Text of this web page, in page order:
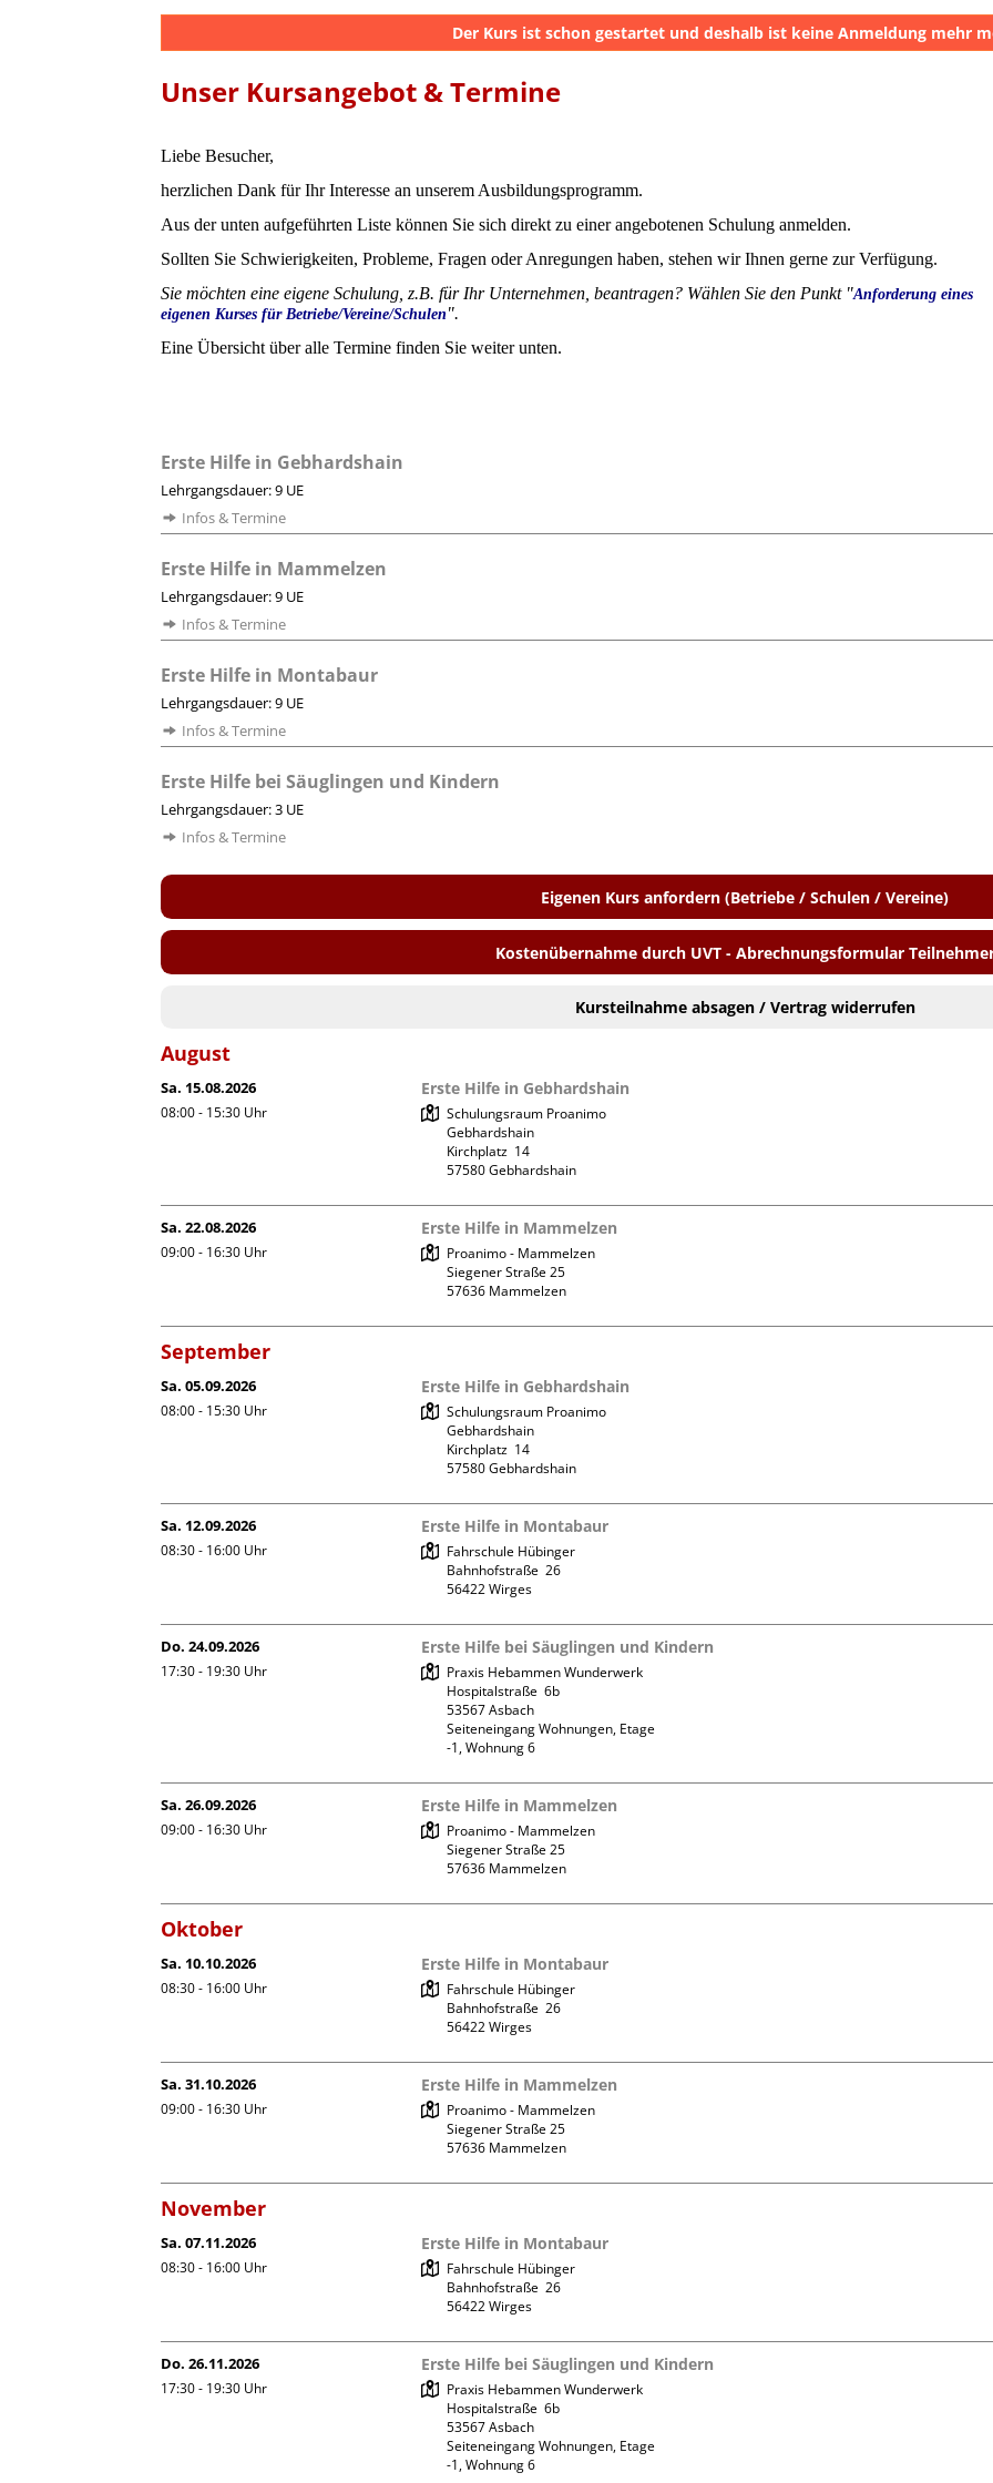
Der Kurs ist schon gestartet und deshalb ist keine Anmeldung mehr
Unser Kursangebot & Termine
Liebe Besucher,
herzlichen Dank für Ihr Interesse an unserem Ausbildungsprogramm.
Aus der unten aufgeführten Liste können Sie sich direkt zu einer angebotenen Schulung anmelden.
Sollten Sie Schwierigkeiten, Probleme, Fragen oder Anregungen haben, stehen wir Ihnen gerne zur Verfügung.
Sie möchten eine eigene Schulung, z.B. für Ihr Unternehmen, beantragen? Wählen Sie den Punkt "Anforderung eines
eigenen Kurses für Betriebe/Vereine/Schulen ".
Eine Übersicht über alle Termine finden Sie weiter unten.
Erste Hilfe in Gebhardshain
Lehrgangsdauer: 9 UE
Infos & Termine
Erste Hilfe in Mammelzen
Lehrgangsdauer: 9 UE
Infos & Termine
Erste Hilfe in Montabaur
Lehrgangsdauer: 9 UE
Infos & Termine
Erste Hilfe bei Säuglingen und Kindern
Lehrgangsdauer: 3 UE
Infos & Termine
Eigenen Kurs anfordern (Betriebe / Schulen / Vereine)
Kostenübernahme durch UVT - Abrechnungsformular
Kursteilnahme absagen / Vertrag widerrufen
August
Sa. 15.08.2026
08:00 - 15:30 Uhr
Erste Hilfe in Gebhardshain
Schulungsraum Proanimo
Gebhardshain
Kirchplatz  14
57580 Gebhardshain
Sa. 22.08.2026
09:00 - 16:30 Uhr
Erste Hilfe in Mammelzen
Proanimo - Mammelzen
Siegener Straße 25
57636 Mammelzen
September
Sa. 05.09.2026
08:00 - 15:30 Uhr
Erste Hilfe in Gebhardshain
Schulungsraum Proanimo
Gebhardshain
Kirchplatz  14
57580 Gebhardshain
Sa. 12.09.2026
08:30 - 16:00 Uhr
Erste Hilfe in Montabaur
Fahrschule Hübinger
Bahnhofstraße  26
56422 Wirges
Do. 24.09.2026
17:30 - 19:30 Uhr
Erste Hilfe bei Säuglingen und Kindern
Praxis Hebammen Wunderwerk
Hospitalstraße  6b
53567 Asbach
Seiteneingang Wohnungen, Etage
-1, Wohnung 6
Sa. 26.09.2026
09:00 - 16:30 Uhr
Erste Hilfe in Mammelzen
Proanimo - Mammelzen
Siegener Straße 25
57636 Mammelzen
Oktober
Sa. 10.10.2026
08:30 - 16:00 Uhr
Erste Hilfe in Montabaur
Fahrschule Hübinger
Bahnhofstraße  26
56422 Wirges
Sa. 31.10.2026
09:00 - 16:30 Uhr
Erste Hilfe in Mammelzen
Proanimo - Mammelzen
Siegener Straße 25
57636 Mammelzen
November
Sa. 07.11.2026
08:30 - 16:00 Uhr
Erste Hilfe in Montabaur
Fahrschule Hübinger
Bahnhofstraße  26
56422 Wirges
Do. 26.11.2026
17:30 - 19:30 Uhr
Erste Hilfe bei Säuglingen und Kindern
Praxis Hebammen Wunderwerk
Hospitalstraße  6b
53567 Asbach
Seiteneingang Wohnungen, Etage
-1, Wohnung 6